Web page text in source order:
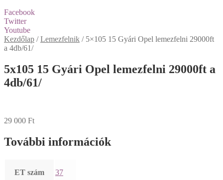
Facebook
Twitter
Youtube
Kezdőlap /Lemezfelnik / 5×105 15 Gyári Opel lemezfelni 29000ft
a 4db/61/
5x105 15 Gyári Opel lemezfelni 29000ft a
4db/61/
29 000 Ft
További információk
ET szám 37